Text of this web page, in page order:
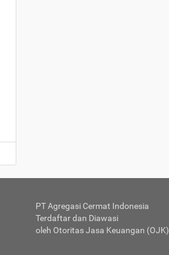
PT Agregasi Cermat Indonesia
Terdaftar dan Diawasi
oleh Otoritas Jasa Keuangan (OJK)